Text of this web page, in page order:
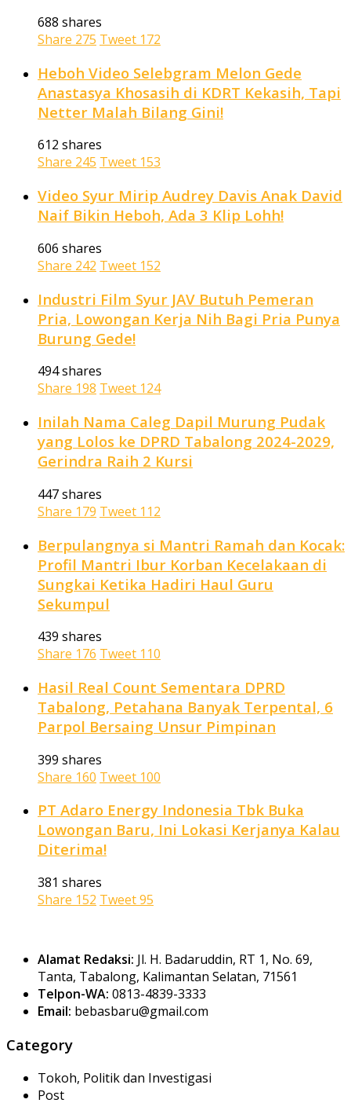
688 shares
Share 275 Tweet 172
Heboh Video Selebgram Melon Gede
Anastasya Khosasih di KDRT Kekasih, Tapi
Netter Malah Bilang Gini!
612 shares
Share 245 Tweet 153
Video Syur Mirip Audrey Davis Anak David
Naif Bikin Heboh, Ada 3 Klip Lohh!
606 shares
Share 242 Tweet 152
Industri Film Syur JAV Butuh Pemeran
Pria, Lowongan Kerja Nih Bagi Pria Punya
Burung Gede!
494 shares
Share 198 Tweet 124
Inilah Nama Caleg Dapil Murung Pudak
yang Lolos ke DPRD Tabalong 2024-2029,
Gerindra Raih 2 Kursi
447 shares
Share 179 Tweet 112
Berpulangnya si Mantri Ramah dan Kocak:
Profil Mantri Ibur Korban Kecelakaan di
Sungkai Ketika Hadiri Haul Guru
Sekumpul
439 shares
Share 176 Tweet 110
Hasil Real Count Sementara DPRD
Tabalong, Petahana Banyak Terpental, 6
Parpol Bersaing Unsur Pimpinan
399 shares
Share 160 Tweet 100
PT Adaro Energy Indonesia Tbk Buka
Lowongan Baru, Ini Lokasi Kerjanya Kalau
Diterima!
381 shares
Share 152 Tweet95
Alamat Redaksi: Jl. H. Badaruddin, RT 1, No. 69,
Tanta, Tabalong, Kalimantan Selatan, 71561
Telpon-WA: 0813-4839-3333
Email: bebasbaru@gmail.com
Category
Tokoh, Politik dan Investigasi
Post